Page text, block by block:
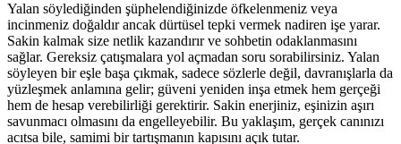
Yalan söylediğinden şüphelendiğinizde öfkelenmeniz veya
incinmeniz doğaldır ancak dürtüsel tepki vermek nadiren işe yarar.
Sakin kalmak size netlik kazandırır ve sohbetin odaklanmasını
sağlar. Gereksiz çatışmalara yol açmadan soru sorabilirsiniz. Yalan
söyleyen bir eşle başa çıkmak, sadece sözlerle değil, davranışlarla da
yüzleşmek anlamına gelir; güveni yeniden inşa etmek hem gerçeği
hem de hesap verebilirliği gerektirir. Sakin enerjiniz, eşinizin aşırı
savunmacı olmasını da engelleyebilir. Bu yaklaşım, gerçek canınızı
acıtsa bile, samimi bir tartışmanın kapısını açık tutar.